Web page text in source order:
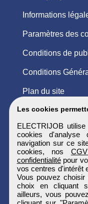
Les cookies
ELECTRIJOB
cookies d'analyse
navigation sur ce
cookies, nos
confidentialitépour
vos centres d'intérêt
Vous pouvez
choix en cliquant
ailleurs, vous
Informations
Paramètres des
Conditions de
Conditions
Plan du site